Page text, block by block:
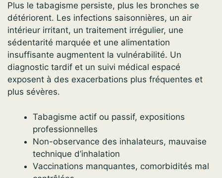
Plus le tabagisme persiste, plus les bronches se
détériorent. Les infections saisonnières, un air
intérieur irritant, un traitement irrégulier, une
sédentarité marquée et une alimentation
insuffisante augmentent la vulnérabilité. Un
diagnostic tardif et un suivi médical espacé
exposent à des exacerbations plus fréquentes et
plus sévères.
Tabagisme actif ou passif, expositions
professionnelles
Non-observance des inhalateurs, mauvaise
technique d’inhalation
Vaccinations manquantes, comorbidités mal